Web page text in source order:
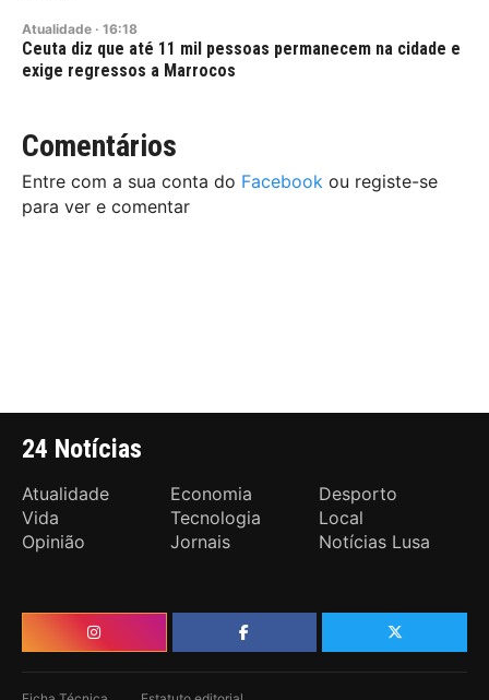
Atualidade · 16:18
Ceuta diz que até 11 mil pessoas permanecem na cidade e
exige regressos a Marrocos
Comentários
Entre com a sua conta do Facebook ou registe-se
para ver e comentar
24 Notícias
Atualidade Economia
Desporto
Vida
Tecnologia
Local
Opinião
Jornais Notícias Lusa